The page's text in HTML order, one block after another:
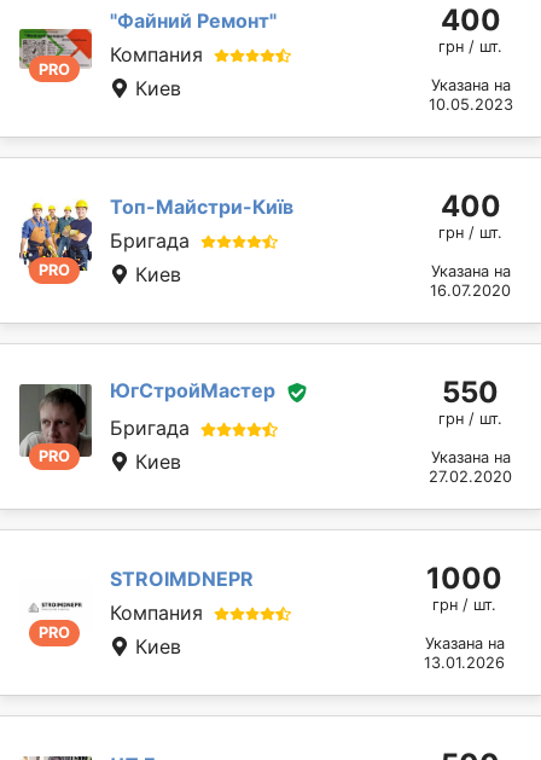
PRO
"Файний Ремонт"
Компания
Киев
400
грн / шт.
Указана на
10.05.2023
PRO
Топ-Майстри-Київ
Бригада
Киев
400
грн / шт.
Указана на
16.07.2020
PRO
ЮгСтройМастер
Бригада
Киев
550
грн / шт.
Указана на
27.02.2020
PRO
STROIMDNEPR
Компания
Киев
1000
грн / шт.
Указана на
13.01.2026